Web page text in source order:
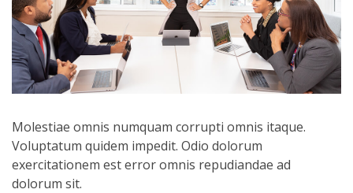
Molestiae omnis numquam corrupti omnis itaque.
Voluptatum quidem impedit. Odio dolorum
exercitationem est error omnis repudiandae ad
dolorum sit.